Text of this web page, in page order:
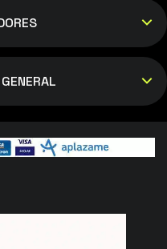
GENERAL